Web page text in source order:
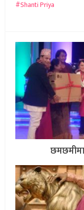
Shanti Priya
छमछमीमा